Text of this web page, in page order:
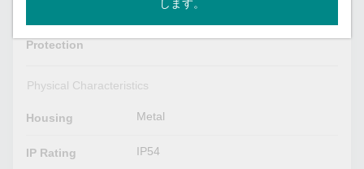
Protection
Supported
Physical Characteristics
Housing Metal
IP Rating IP54
します。